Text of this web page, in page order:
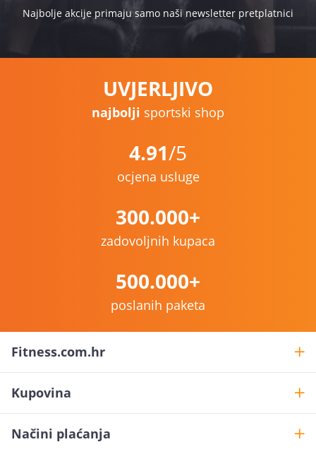
Najbolje akcije primaju samo naši newsletter pretplatnici
UVJERLJIVO
najbolji sportski shop
4.91/5
ocjena usluge
300.000+
zadovoljnih kupaca
500.000+
poslanih paketa
Fitness.com.hr
Kupovina
Načini plaćanja